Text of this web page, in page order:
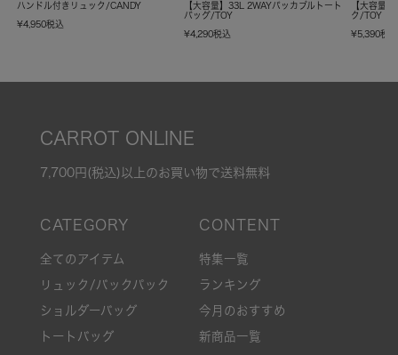
ハンドル付きリュック/CANDY
¥4,950税込
【大容量】33L 2WAYパッカブルトート
バッグ/TOY
¥4,290税込
【大容量
ク/TOY
¥5,390税込
CARROT ONLINE
7,700円(税込)以上のお買い物で送料無料
全てのアイテム
リュック/バックパック
ショルダーバッグ
トートバッグ
特集一覧
ランキング
今月のおすすめ
新商品一覧